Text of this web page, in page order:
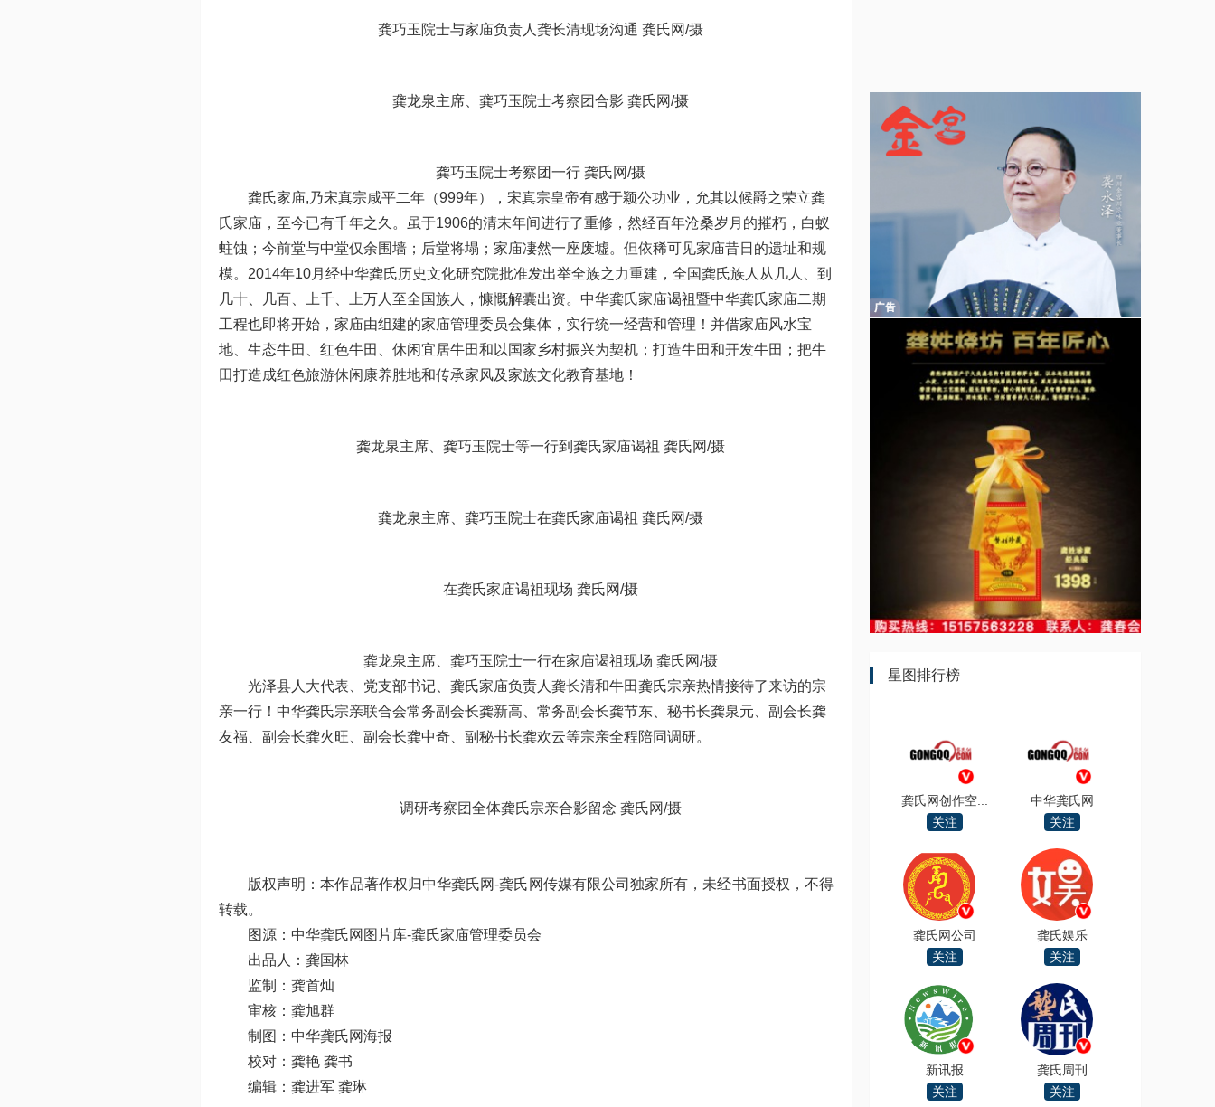
龚巧玉院士与家庙负责人龚长清现场沟通 龚氏网/摄
龚龙泉主席、龚巧玉院士考察团合影 龚氏网/摄
龚巧玉院士考察团一行 龚氏网/摄
龚氏家庙,乃宋真宗咸平二年（999年），宋真宗皇帝有感于颖公功业，允其以候爵之荣立龚
氏家庙，至今已有千年之久。虽于1906的清末年间进行了重修，然经百年沧桑岁月的摧朽，白蚁
蛀蚀；今前堂与中堂仅余围墙；后堂将塌；家庙凄然一座废墟。但依稀可见家庙昔日的遗址和规
模。2014年10月经中华龚氏历史文化研究院批准发出举全族之力重建，全国龚氏族人从几人、到
几十、几百、上千、上万人至全国族人，慷慨解囊出资。中华龚氏家庙谒祖暨中华龚氏家庙二期
工程也即将开始，家庙由组建的家庙管理委员会集体，实行统一经营和管理！并借家庙风水宝
地、生态牛田、红色牛田、休闲宜居牛田和以国家乡村振兴为契机；打造牛田和开发牛田；把牛
田打造成红色旅游休闲康养胜地和传承家风及家族文化教育基地！
龚龙泉主席、龚巧玉院士等一行到龚氏家庙谒祖 龚氏网/摄
龚龙泉主席、龚巧玉院士在龚氏家庙谒祖 龚氏网/摄
在龚氏家庙谒祖现场 龚氏网/摄
龚龙泉主席、龚巧玉院士一行在家庙谒祖现场 龚氏网/摄
光泽县人大代表、党支部书记、龚氏家庙负责人龚长清和牛田龚氏宗亲热情接待了来访的宗
亲一行！中华龚氏宗亲联合会常务副会长龚新高、常务副会长龚节东、秘书长龚泉元、副会长龚
友福、副会长龚火旺、副会长龚中奇、副秘书长龚欢云等宗亲全程陪同调研。
调研考察团全体龚氏宗亲合影留念 龚氏网/摄
版权声明：本作品著作权归中华龚氏网-龚氏网传媒有限公司独家所有，未经书面授权，不得
转载。
图源：中华龚氏网图片库-龚氏家庙管理委员会
出品人：龚国林
监制：龚首灿
审核：龚旭群
制图：中华龚氏网海报
校对：龚艳 龚书
编辑：龚进军 龚琳
星图排行榜
龚氏网创作空...
关注
中华龚氏网
关注
龚氏网公司
关注
龚氏娱乐
关注
新讯报
关注
龚氏周刊
关注